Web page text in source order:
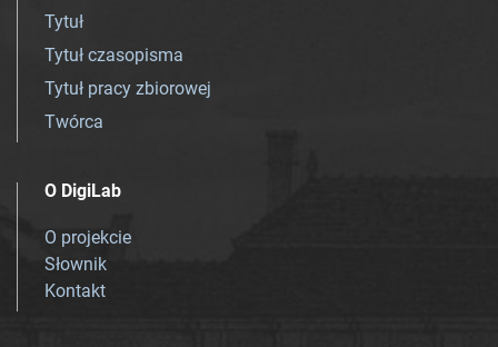
Tytuł
Tytuł czasopisma
Tytuł pracy zbiorowej
Twórca
O DigiLab
O projekcie
Słownik
Kontakt